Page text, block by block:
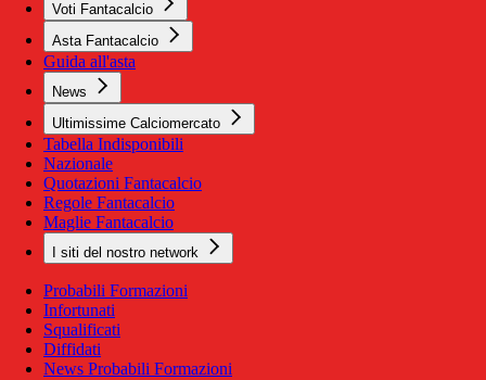
Voti Fantacalcio
Asta Fantacalcio
Guida all'asta
News
Ultimissime Calciomercato
Tabella Indisponibili
Nazionale
Quotazioni Fantacalcio
Regole Fantacalcio
Maglie Fantacalcio
I siti del nostro network
Probabili Formazioni
Infortunati
Squalificati
Diffidati
News Probabili Formazioni